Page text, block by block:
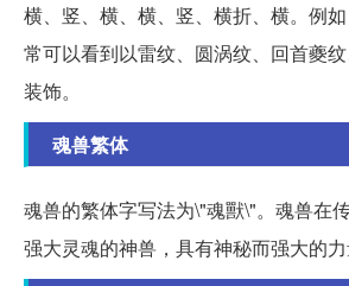
横、竖、横、横、竖、横折、横。例
常可以看到以雷纹、圆涡纹、回首夔
装饰。
魂兽繁体
魂兽的繁体字写法为\"魂獸\"。魂兽在
强大灵魂的神兽，具有神秘而强大的力